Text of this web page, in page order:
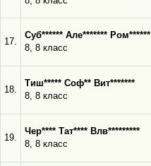
17.
Суб****** Але******* Ром******
8, 8 класс
18.
Тиш***** Соф** Вит*******
8, 8 класс
19.
Чер**** Тат**** Влв*********
8, 8 класс